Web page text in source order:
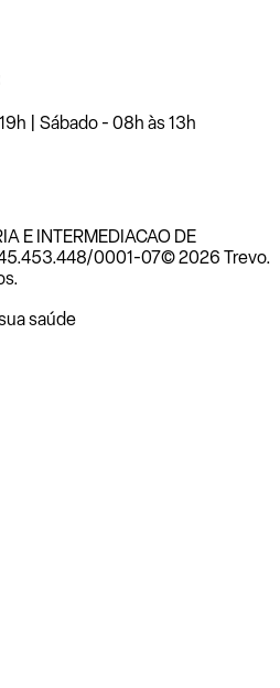
| Sábado - 08h às 13h
E INTERMEDIACAO DE
45.453.448/0001-07© 2026 Trevo.
saúde